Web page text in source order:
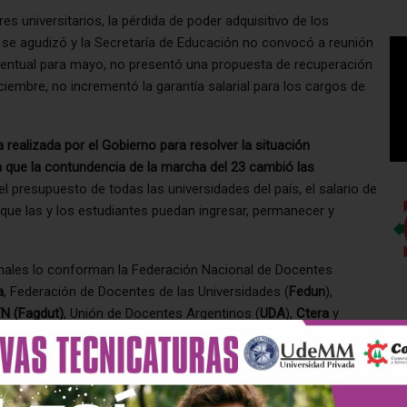
universitarios, la pérdida de poder adquisitivo de los
agudizó y la Secretaría de Educación no convocó a reunión
para mayo, no presentó una propuesta de recuperación
no incrementó la garantía salarial para los cargos de
realizada por el Gobierno para resolver la situación
la contundencia de la marcha del 23 cambió las
presupuesto de todas las universidades del país, el salario de
las y los estudiantes puedan ingresar, permanecer y
lo conforman la Federación Nacional de Docentes
, Federación de Docentes de las Universidades ( Fedun),
(Fagdut), Unión de Docentes Argentinos (UDA), Ctera y
Nacionales (Fatun).
segunda”